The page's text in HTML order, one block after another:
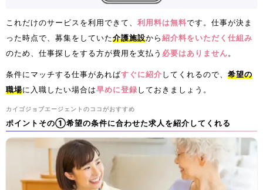
これだけのサービスを利用できて、 利用料は無料です。仕事が決ま
った時点で、募集をしていた介護施設から紹介料をいただく仕組み
のため、仕事探しをする方が費用を支払う 必要はありません。
条件にマッチする仕事があればすぐに紹介してくれるので、 希望の
職場に入職したい場合は早めに登録しておきましょう。
カイゴジョブエージェントのココがおすすめ
ポイントその①希望の条件に合わせた求人を紹介してくれる